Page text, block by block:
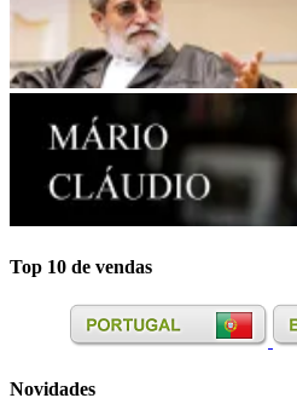
Top 10 de vendas
Novidades